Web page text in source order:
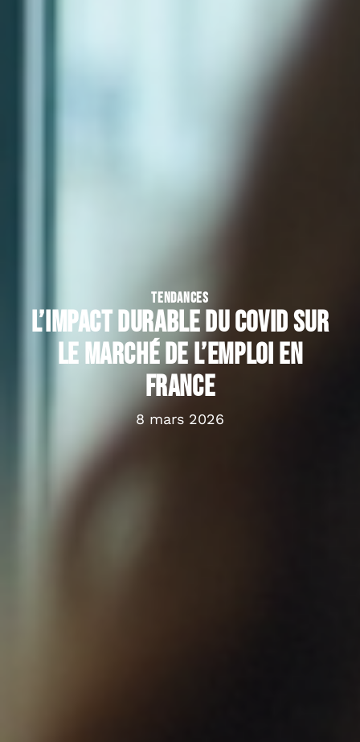
TENDANCES
L’impact durable du covid sur
le marché de l’emploi en
France
8 mars 2026